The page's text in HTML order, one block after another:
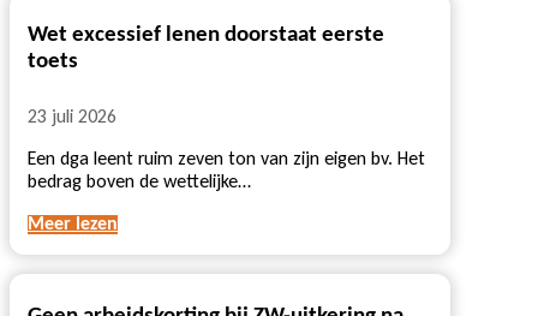
Wet excessief lenen doorstaat eerste
toets
23 juli 2026
Een dga leent ruim zeven ton van zijn eigen bv. Het
bedrag boven de wettelijke…
Meer lezen